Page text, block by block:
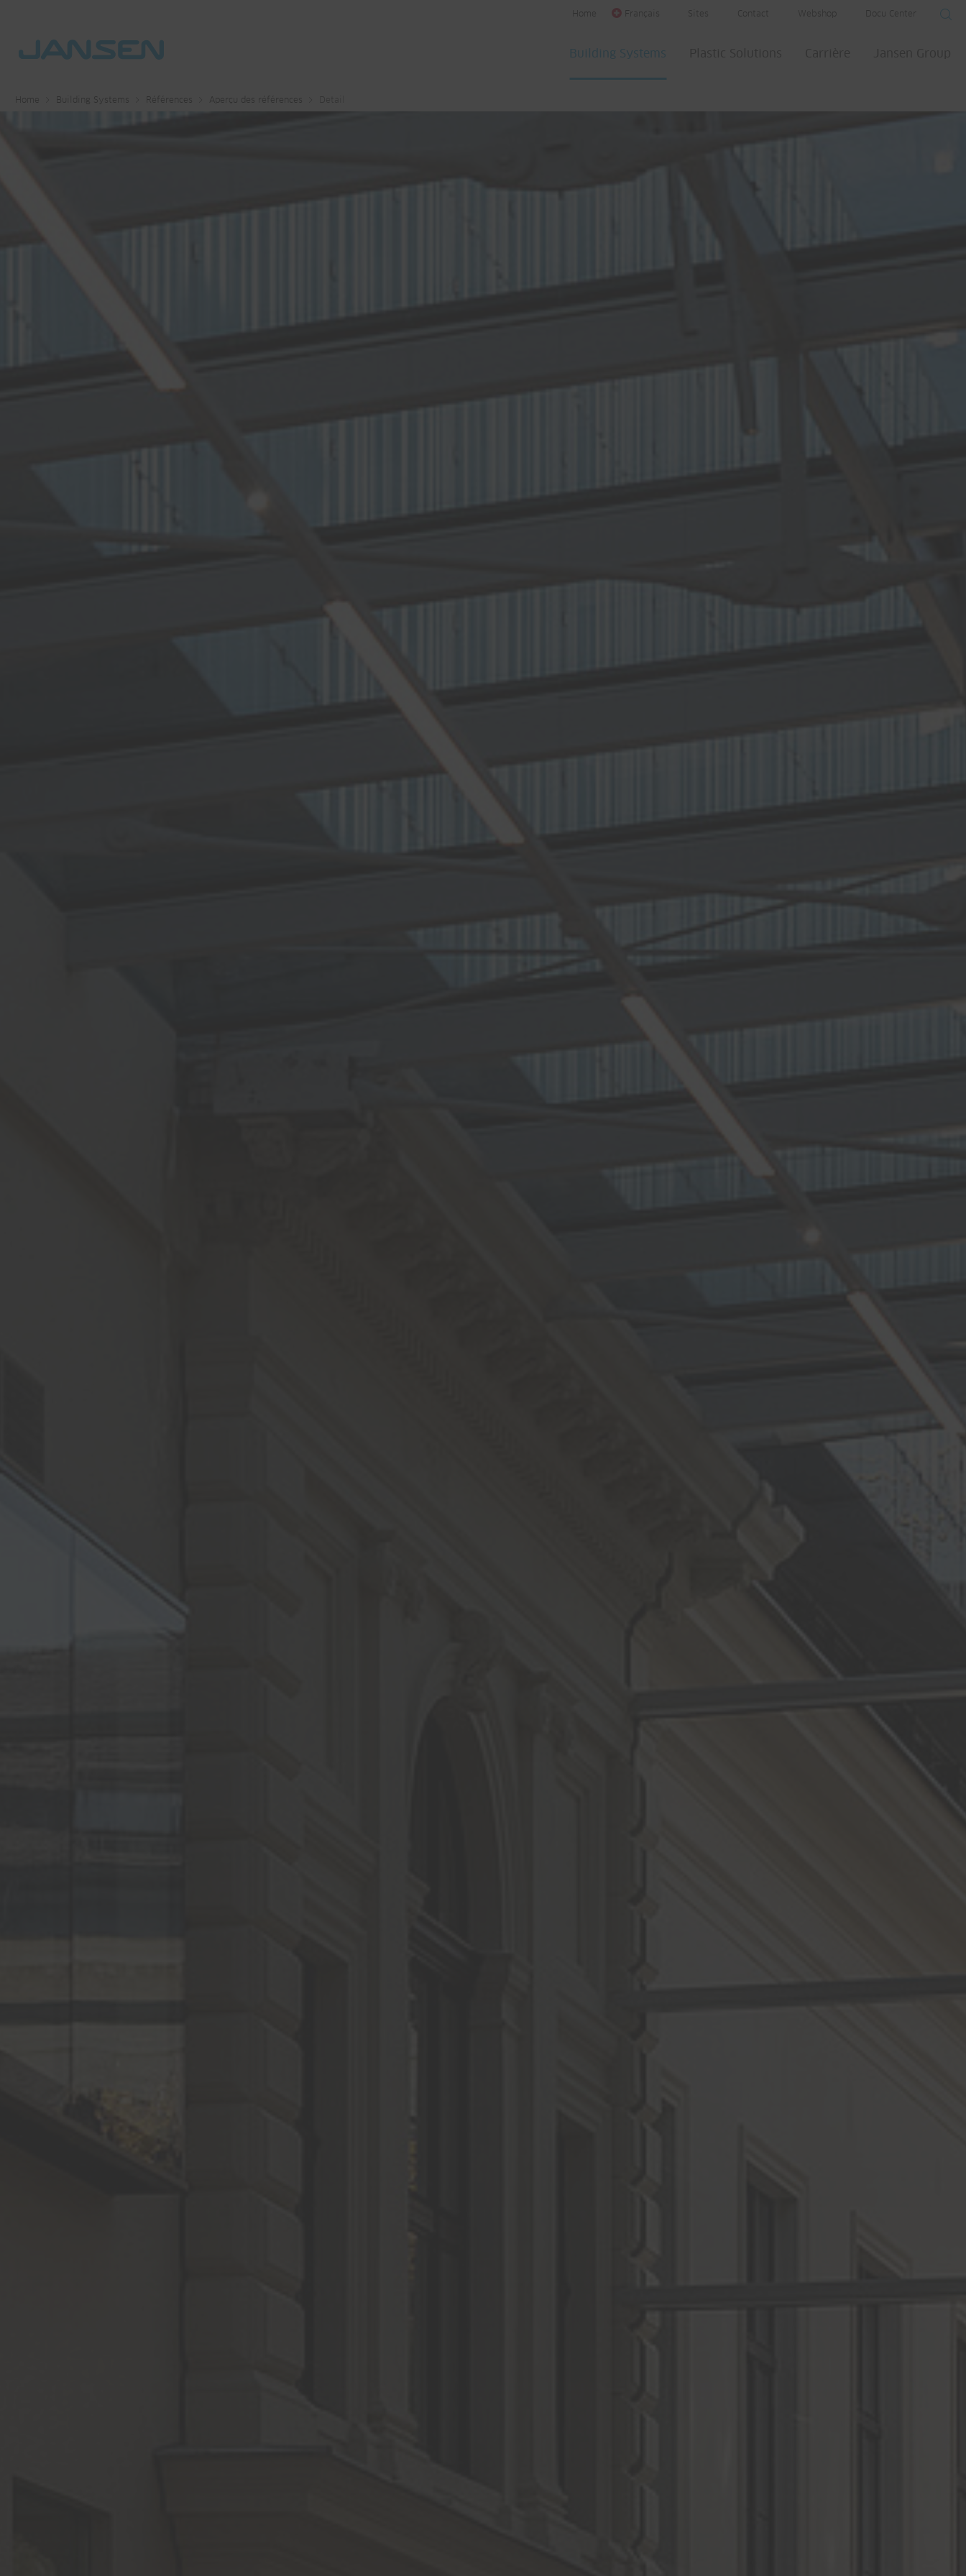
Home Français Sites Contact Webshop Docu Center
Building Systems
Home Building Systems Références Aperçu des références